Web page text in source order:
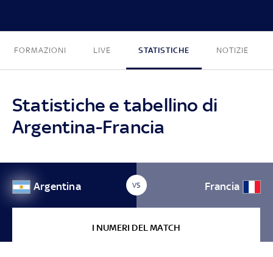
FORMAZIONI LIVE STATISTICHE NOTIZIE
Statistiche e tabellino di
Argentina-Francia
Argentina VS Francia
I NUMERI DEL MATCH